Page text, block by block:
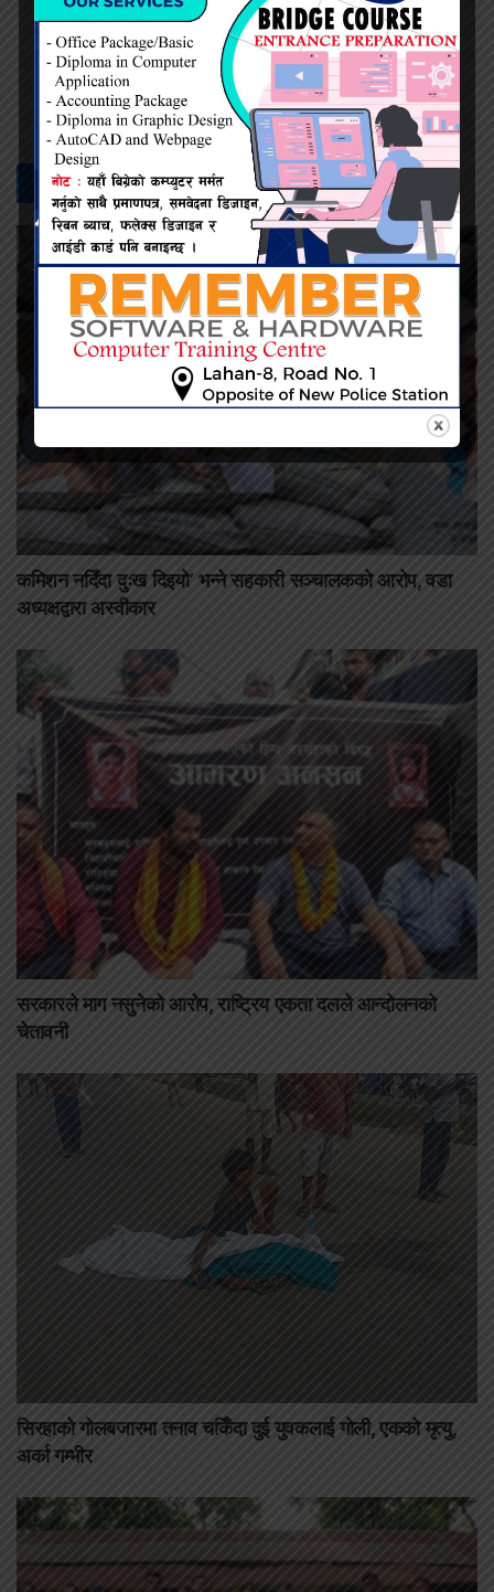
प्रदिप सिंह
सम्बन्धित -समाचार
कमिशन नदिँदा दुःख दिइयो’ भन्ने सहकारी सञ्चालकको आरोप, वडा
अध्यक्षद्वारा अस्वीकार
सरकारले माग नसुनेको आरोप, राष्ट्रिय एकता दलले आन्दोलनको
चेतावनी
सिरहाको गोलबजारमा तनाव चर्किँदा दुई युवकलाई गोली, एकको मृत्यु,
अर्का गम्भीर